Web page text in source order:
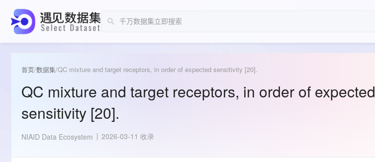
首页/数据集/QC mixture and target receptors, in order of expected sensitivity [20].
QC mixture and target receptors, in order of expected
sensitivity [20].
NIAID Data Ecosystem 2026-03-11 收录